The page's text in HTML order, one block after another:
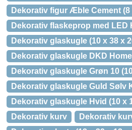
Dekorativ figur Æble Cement (8
Dekorativ flaskeprop med LED
Dekorativ glaskugle (10 x 38 x
Dekorativ glaskugle DKD
Dekorativ glaskugle Grøn 10
Dekorativ glaskugle Guld Sølv
Dekorativ glaskugle Hvid (10 x
Dekorativ kurv
Dekorativ